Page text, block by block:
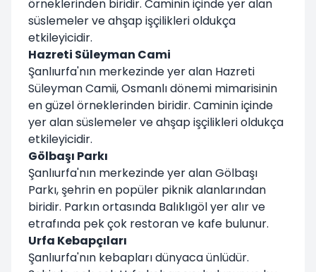
örneklerinden biridir. Caminin içinde yer alan
süslemeler ve ahşap işçilikleri oldukça
etkileyicidir.
Hazreti Süleyman Cami
Şanlıurfa'nın merkezinde yer alan Hazreti
Süleyman Camii, Osmanlı dönemi mimarisinin
en güzel örneklerinden biridir. Caminin içinde
yer alan süslemeler ve ahşap işçilikleri oldukça
etkileyicidir.
Gölbaşı Parkı
Şanlıurfa'nın merkezinde yer alan Gölbaşı
Parkı, şehrin en popüler piknik alanlarından
biridir. Parkın ortasında Balıklıgöl yer alır ve
etrafında pek çok restoran ve kafe bulunur.
Urfa Kebapçıları
Şanlıurfa'nın kebapları dünyaca ünlüdür.